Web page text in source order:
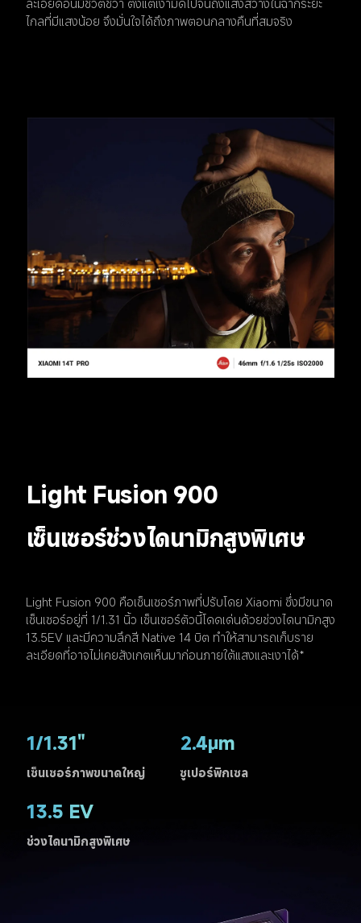
ละเอียดอันมีชีวิตชีวา ตั้งแต่เงามืดไปจนถึงแสงสว่างในฉากระยะ
ไกลที่มีแสงน้อย จึงมั่นใจได้ถึงภาพตอนกลางคืนที่สมจริง
Light Fusion 900
เซ็นเซอร์ช่วงไดนามิกสูงพิเศษ
Light Fusion 900 คือเซ็นเซอร์ภาพที่ปรับโดย Xiaomi ซึ่งมีขนาด
เซ็นเซอร์อยู่ที่ 1/1.31 นิ้ว เซ็นเซอร์ตัวนี้โดดเด่นด้วยช่วงไดนามิกสูง
13.5EV และมีความลึกสี Native 14 บิต ทำให้สามารถเก็บราย
ละเอียดที่อาจไม่เคยสังเกตเห็นมาก่อนภายใต้แสงและเงาได้*
1/1.31"
เซ็นเซอร์ภาพขนาดใหญ่
2.4μm
ซูเปอร์พิกเซล
13.5 EV
ช่วงไดนามิกสูงพิเศษ